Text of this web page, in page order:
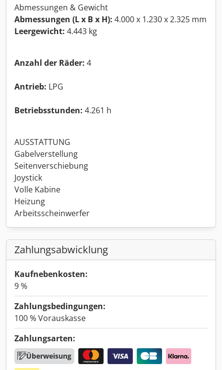
Abmessungen & Gewicht
Abmessungen (L x B x H): 4.000 x 1.230 x 2.325 mm
Leergewicht: 4.443 kg
Anzahl der Räder: 4
Antrieb: LPG
Betriebsstunden: 4.261 h
AUSSTATTUNG
Gabelverstellung
Seitenverschiebung
Joystick
Volle Kabine
Heizung
Arbeitsscheinwerfer
Zahlungsabwicklung
Kaufnebenkosten:
9 %
Zahlungsbedingungen:
100 % Vorauskasse
Zahlungsarten:
Überweisung